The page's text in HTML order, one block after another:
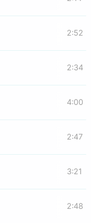
2:52
2:34
4:00
2:47
3:21
2:48